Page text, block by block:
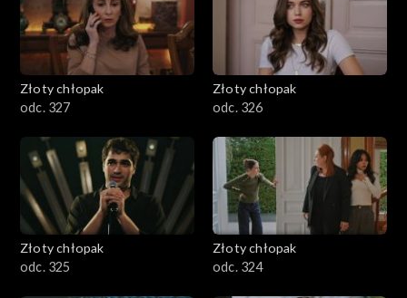
Złoty chłopak
odc. 327
Złoty chłopak
odc. 326
Złoty chłopak
odc. 325
Złoty chłopak
odc. 324